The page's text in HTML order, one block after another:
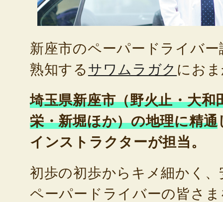
新座市のペーパードライバ
熟知するサワムラガク にお
埼玉県新座市（野火止・大和
栄・新堀ほか）の地理に精通
インストラクターが担当。
初歩の初歩からキメ細かく
ペーパードライバーの皆さ